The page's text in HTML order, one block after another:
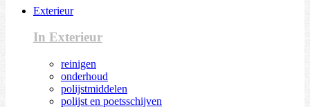
Exterieur
In Exterieur
reinigen
onderhoud
polijstmiddelen
polijst en poetsschijven